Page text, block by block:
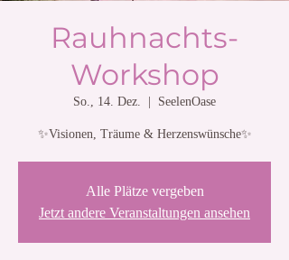
Rauhnachts-
Workshop
So., 14. Dez. SeelenOase
✨Visionen, Träume & Herzenswünsche✨
Alle Plätze vergeben
Jetzt andere Veranstaltungen ansehen